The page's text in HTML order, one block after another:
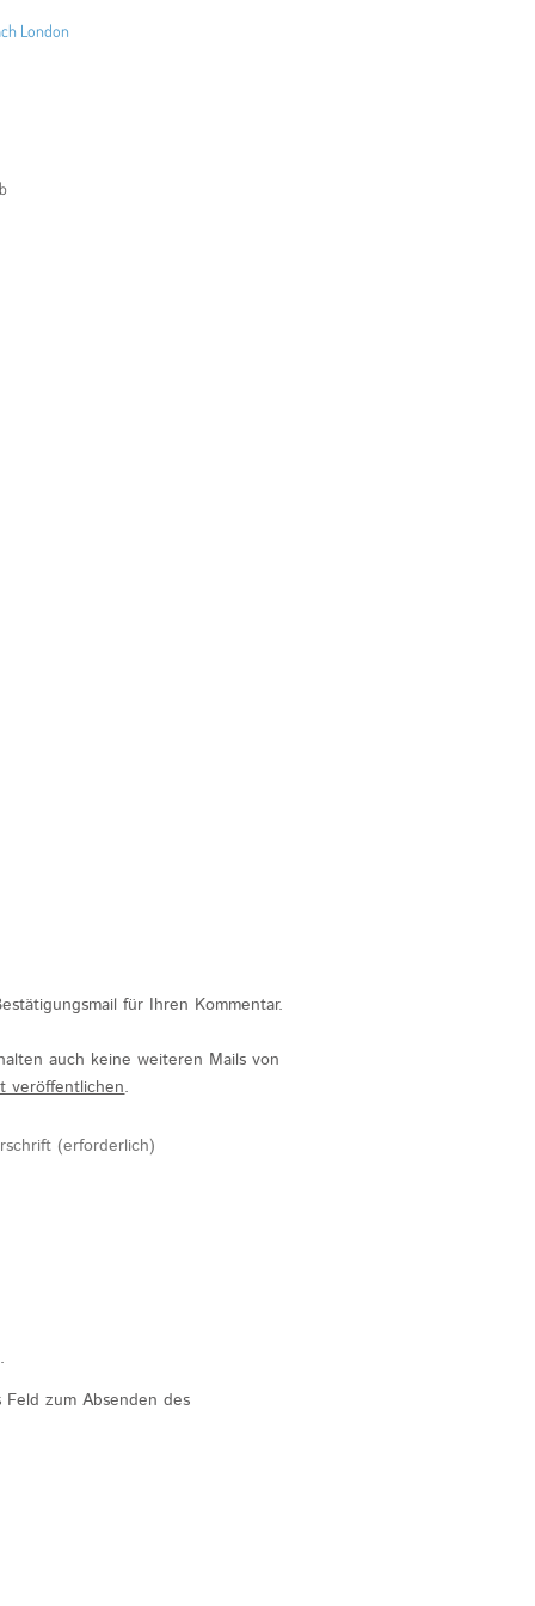
London
für Ihren Kommentar.
auch keine weiteren Mails von
veröffentlichen.
zum Absenden des